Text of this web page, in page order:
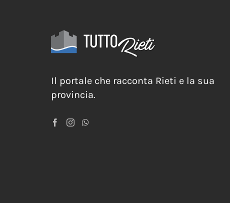
Il portale che racconta Rieti e la sua
provincia.